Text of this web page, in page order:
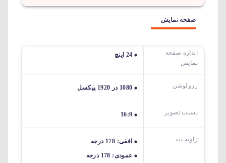
صفحه نمایش
اندازه صفحه
نمایش
24 اینچ
رزولوشن 1080 در 1920 پیکسل
نسبت تصویر 16:9
زاویه دید
افقی: 178 درجه
عمودی: 178 درجه